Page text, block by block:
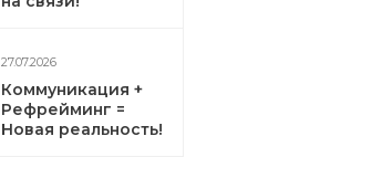
27.07.2026
Коммуникация +
Рефрейминг =
Новая реальность!